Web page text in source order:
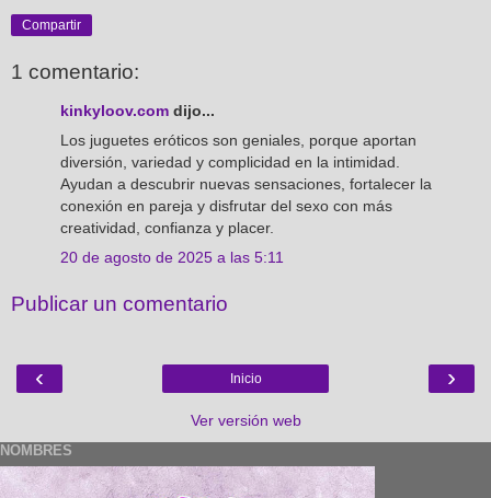
Compartir
1 comentario:
kinkyloov.com dijo...
Los juguetes eróticos son geniales, porque aportan
diversión, variedad y complicidad en la intimidad.
Ayudan a descubrir nuevas sensaciones, fortalecer la
conexión en pareja y disfrutar del sexo con más
creatividad, confianza y placer.
20 de agosto de 2025 a las 5:11
Publicar un comentario
‹ ›
Inicio
Ver versión web
NOMBRES